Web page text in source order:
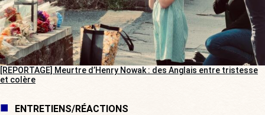
[REPORTAGE] Meurtre d’Henry Nowak : des Anglais entre tristesse
et colère
ENTRETIENS/RÉACTIONS